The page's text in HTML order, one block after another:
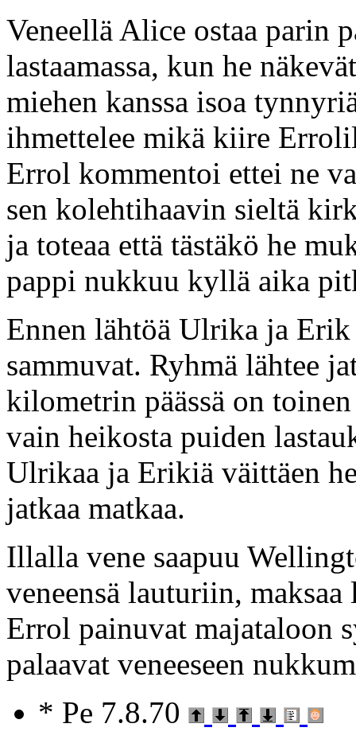
Veneellä Alice ostaa parin
lastaamassa, kun he
miehen kanssa isoa
ihmettelee mikä kiire
Errol kommentoi ettei ne
sen kolehtihaavin sieltä
ja toteaa että tästäkö he
pappi nukkuu kyllä aika
Ennen lähtöä Ulrika ja
sammuvat. Ryhmä lähtee
kilometrin päässä on
vain heikosta puiden
Ulrikaa ja Erikiä väittäen
jatkaa matkaa.
Illalla vene saapuu
veneensä lauturiin,
Errol painuvat majataloon
palaavat veneeseen
* Pe 7.8.70